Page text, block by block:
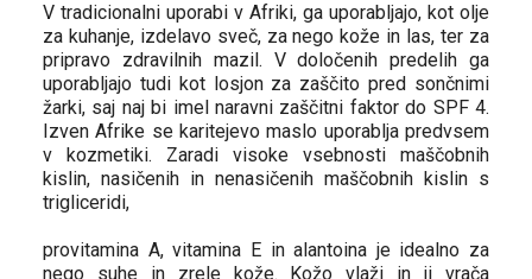
V tradicionalni uporabi v Afriki, ga uporabljajo, kot olje
za kuhanje, izdelavo sveč, za nego kože in las, ter za
pripravo zdravilnih mazil. V določenih predelih ga
uporabljajo tudi kot losjon za zaščito pred sončnimi
žarki, saj naj bi imel naravni zaščitni faktor do SPF 4.
Izven Afrike se karitejevo maslo uporablja predvsem
v kozmetiki. Zaradi visoke vsebnosti maščobnih
kislin, nasičenih in nenasičenih maščobnih kislin s
trigliceridi,
provitamina A, vitamina E in alantoina je idealno za
nego suhe in zrele kože. Kožo vlaži in ji vrača